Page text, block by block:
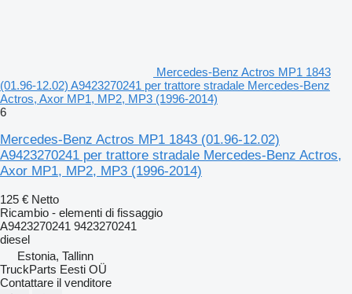
Mercedes-Benz Actros MP1 1843
(01.96-12.02) A9423270241 per trattore stradale Mercedes-Benz
Actros, Axor MP1, MP2, MP3 (1996-2014)
6
Mercedes-Benz Actros MP1 1843 (01.96-12.02)
A9423270241 per trattore stradale Mercedes-Benz Actros,
Axor MP1, MP2, MP3 (1996-2014)
125 € Netto
Ricambio - elementi di fissaggio
A9423270241 9423270241
diesel
Estonia, Tallinn
TruckParts Eesti OÜ
Contattare il venditore